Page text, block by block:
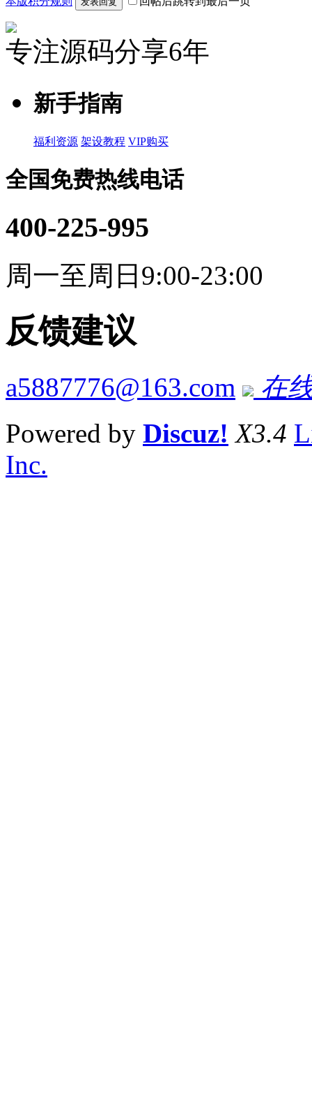
专注源码分享6年
新手指南
福利资源 架设教程 VIP购买
全国免费热线电话
400-225-995
周一至周日9:00-23:00
反馈建议
a5887776@163.com
在
Powered by Discuz! X3.4
Inc.